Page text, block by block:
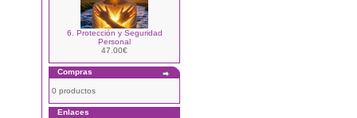
6. Protección y Seguridad
Personal
47.00€
Compras
0 productos
Enlaces